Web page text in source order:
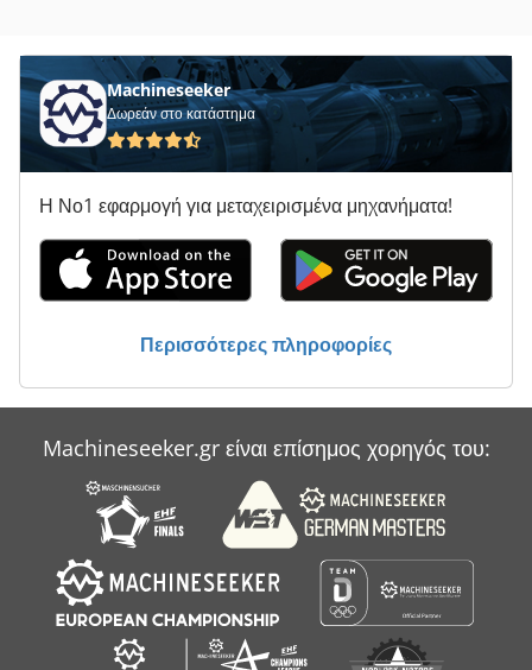
Σύστημα Μεταφοράς
Τησ Ογαπ
Υποστήριγμα-Με Άξονα
Όλα Τα
Machineseeker
Δωρεάν στο κατάστημα
Η Νο1 εφαρμογή για μεταχειρισμένα μηχανήματα!
Περισσότερες πληροφορίες
Machineseeker.gr είναι επίσημος χορηγός του: